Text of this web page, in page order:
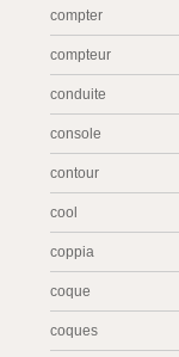
compter
compteur
conduite
console
contour
cool
coppia
coque
coques